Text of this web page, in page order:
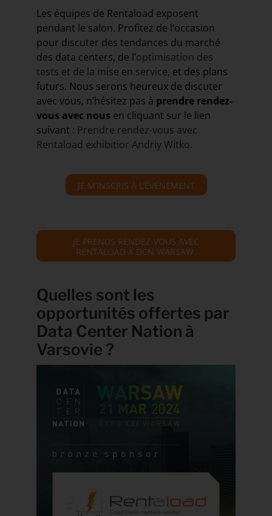
Les équipes de Rentaload exposent
pendant le salon. Profitez de l’occasion
pour discuter des tendances du marché
des data centers, de l’optimisation des
tests et de la mise en service, et des plans
futurs. Nous serons heureux de discuter
avec vous, n’hésitez pas à prendre rendez-
vous avec nous en cliquant sur le lien
suivant : Prendre rendez-vous avec
Rentaload exhibitior Andriy Witko.
JE M’INSCRIS À L’ÉVÉNEMENT
JE PRENDS RENDEZ-VOUS AVEC
RENTALOAD À DCN WARSAW.
Quelles sont les
opportunités offertes par
Data Center Nation à
Varsovie ?